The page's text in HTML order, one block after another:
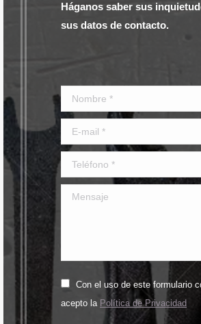
Háganos saber sus
sus datos de contacto.
Nombre *
E-mail *
Teléfono *
Mensaje
Con el uso de este formulario
acepto la Política de Privacidad